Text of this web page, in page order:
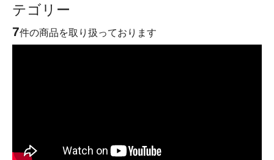
テゴリー
7件の商品を取り扱っております